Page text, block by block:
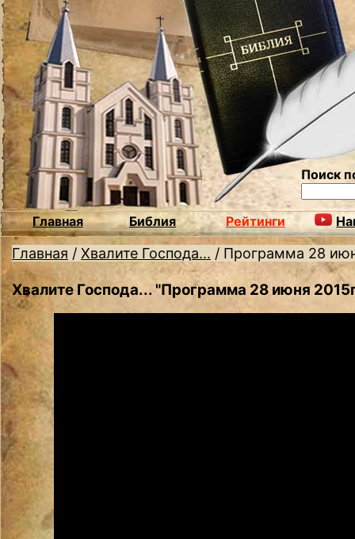
Поиск
Главная Библия Рейтинги
Главная / Хвалите Господа... / Программа 28
Хвалите Господа... "Программа 28 июня